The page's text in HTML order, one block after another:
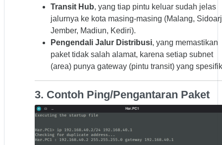
Transit Hub, yang tiap pintu keluar sudah jelas
jalurnya ke kota masing-masing (Malang,
Jember, Madiun, Kediri).
Pengendali Jalur Distribusi, yang memastikan
paket tidak salah alamat, karena setiap subnet
(area) punya gateway (pintu transit) yang
3. Contoh Ping/Pengantaran Paket